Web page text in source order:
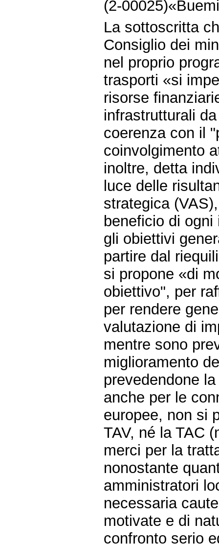
(2-
La sottoscritta
Consiglio dei
nel proprio
trasporti «si
risorse
infrastrutturali
coerenza con il
coinvolgimento
inoltre, detta
luce delle
strategica
beneficio di
gli obiettivi
partire dal
si propone «di
obiettivo", per
per rendere
valutazione di
mentre sono
miglioramento
prevedendone
anche per le
europee, non si
TAV, né la TAC
merci per la
nonostante
amministratori
necessaria
motivate e di
confronto serio